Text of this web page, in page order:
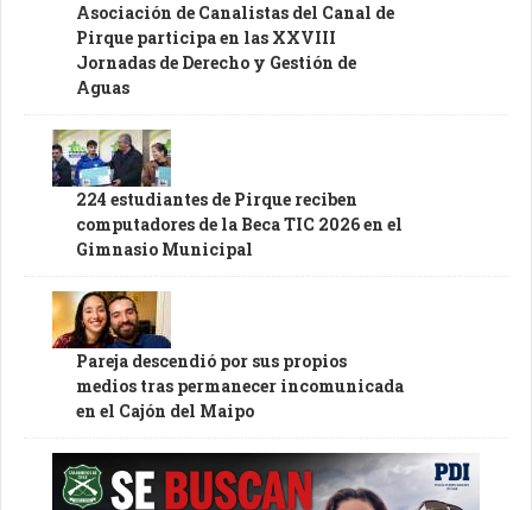
Asociación de Canalistas del Canal de
Pirque participa en las XXVIII
Jornadas de Derecho y Gestión de
Aguas
224 estudiantes de Pirque reciben
computadores de la Beca TIC 2026 en el
Gimnasio Municipal
Pareja descendió por sus propios
medios tras permanecer incomunicada
en el Cajón del Maipo